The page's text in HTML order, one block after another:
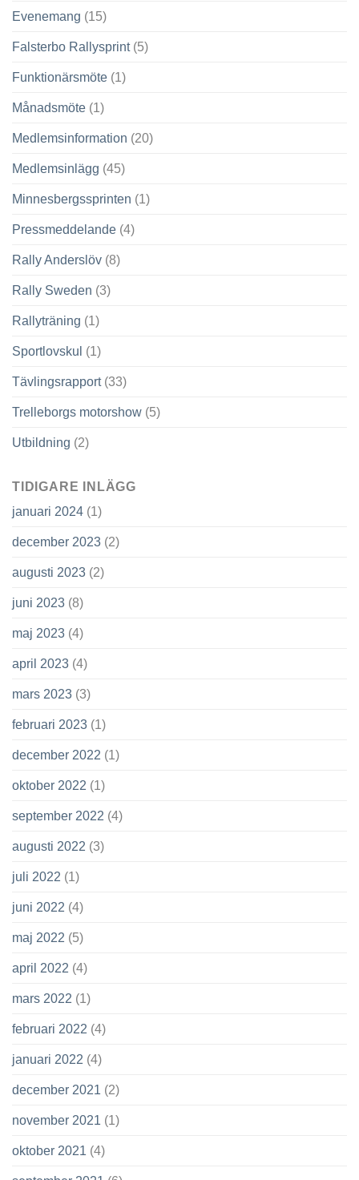
Evenemang (15)
Falsterbo Rallysprint(5)
Funktionärsmöte (1)
Månadsmöte (1)
Medlemsinformation (20)
Medlemsinlägg (45)
Minnesbergssprinten (1)
Pressmeddelande (4)
Rally Anderslöv (8)
Rally Sweden (3)
Rallyträning (1)
Sportlovskul (1)
Tävlingsrapport(33)
Trelleborgs motorshow (5)
Utbildning (2)
TIDIGARE INLÄGG
januari 2024 (1)
december 2023 (2)
augusti 2023 (2)
juni 2023 (8)
maj 2023 (4)
april 2023 (4)
mars 2023 (3)
februari 2023 (1)
december 2022 (1)
oktober 2022 (1)
september 2022 (4)
augusti 2022 (3)
juli 2022 (1)
juni 2022 (4)
maj 2022 (5)
april 2022 (4)
mars 2022 (1)
februari 2022 (4)
januari 2022 (4)
december 2021 (2)
november 2021 (1)
oktober 2021 (4)